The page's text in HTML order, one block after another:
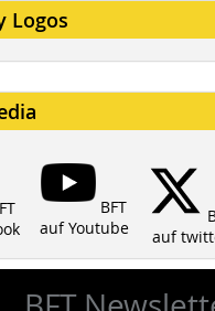
Logos
BFT
auf Youtube
auf